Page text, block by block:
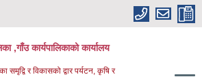
,गाँउ कार्यपालिकाको कार्यालय
समृद्वि र विकासको द्वार पर्यटन, कृषि र